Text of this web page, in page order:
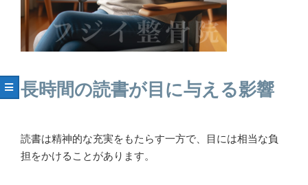
長時間の読書が目に与える影響
読書は精神的な充実をもたらす一方で、目には相当な負
担をかけることがあります。